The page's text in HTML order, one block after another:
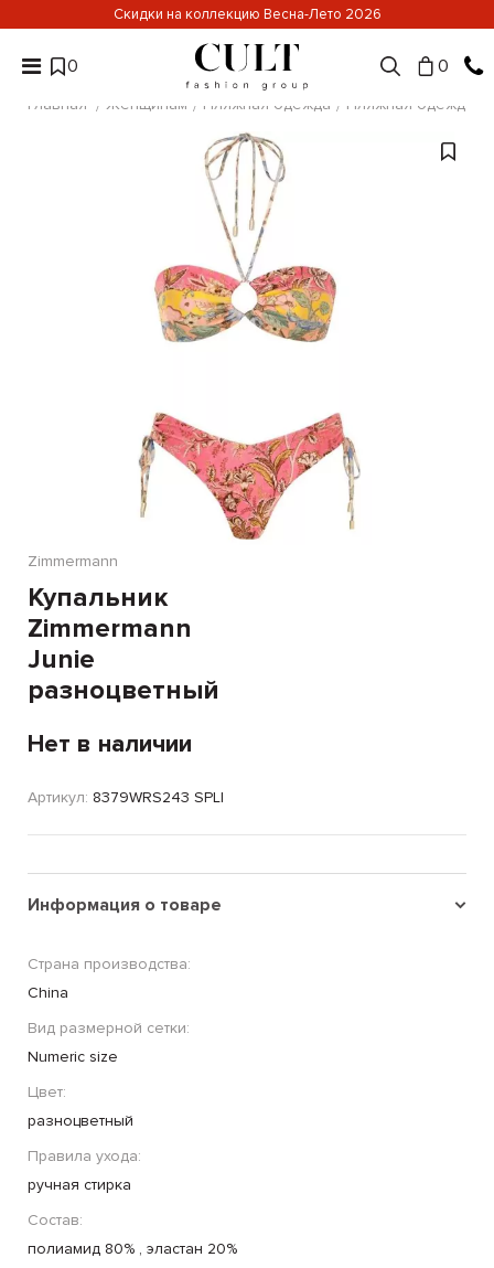
Скидки на коллекцию Весна-Лето 2026
0 0
Главная Женщинам Пляжная одежда Пляжная одежда
Zimmermann
Купальник
Zimmermann
Junie
разноцветный
Нет в наличии
Артикул: 8379WRS243 SPLI
Информация о товаре
Страна производства:
China
Вид размерной сетки:
Numeric size
Цвет:
разноцветный
Правила ухода:
ручная стирка
Состав:
полиамид 80% , эластан 20%